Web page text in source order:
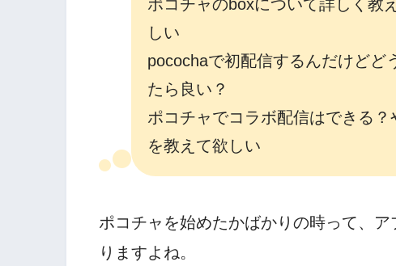
ポコチャのboxについて詳しく教
しい
pocochaで初配信するんだけどど
たら良い？
ポコチャでコラボ配信はできる？
を教えて欲しい
ポコチャを始めたかばかりの時って、
りますよね。